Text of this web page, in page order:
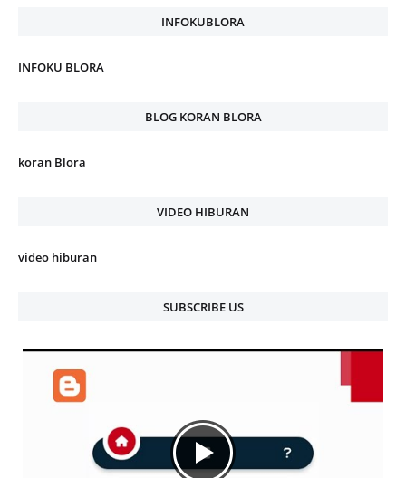
INFOKUBLORA
INFOKU BLORA
BLOG KORAN BLORA
koran Blora
VIDEO HIBURAN
video hiburan
SUBSCRIBE US